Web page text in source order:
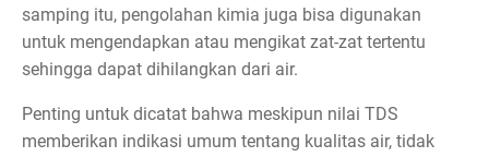
samping itu, pengolahan kimia juga bisa digunakan
untuk mengendapkan atau mengikat zat-zat tertentu
sehingga dapat dihilangkan dari air.
Penting untuk dicatat bahwa meskipun nilai TDS
memberikan indikasi umum tentang kualitas air, tidak